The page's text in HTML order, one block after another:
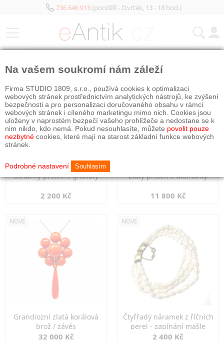
736 646 913(pondělí - čtvrtek, 13 - 18 hod.)
Stříbrný prsten s granáty
2 200 Kč
Zlatý prsten s diamanty
11 800 Kč
NOVÉ
Grandiozní zlatá korálová
brož / závěs
32 000 Kč
NOVÉ
Čtyřřadý náramek z říčních
perel - zapínání mašle
2 400 Kč
Na vašem soukromí nám záleží
Firma STUDIO 1809, s.r.o., používá cookies k optimalizaci
webových stránek prostřednictvím analytických nástrojů, ke zvýšení
bezpečnosti a pro personalizaci doručovaného obsahu v rámci
webových stránek i cíleného marketingu mimo nich. Cookies jsou
uloženy v naprostém bezpečí vašeho prohlížeče a nedostane se k
nim nikdo, kdo nemá. Pokud nesouhlasíte, můžete povolit pouze
nezbytné cookies, které mají na starost základní funkce webových
stránek.
Podrobné nastavení Souhlasím